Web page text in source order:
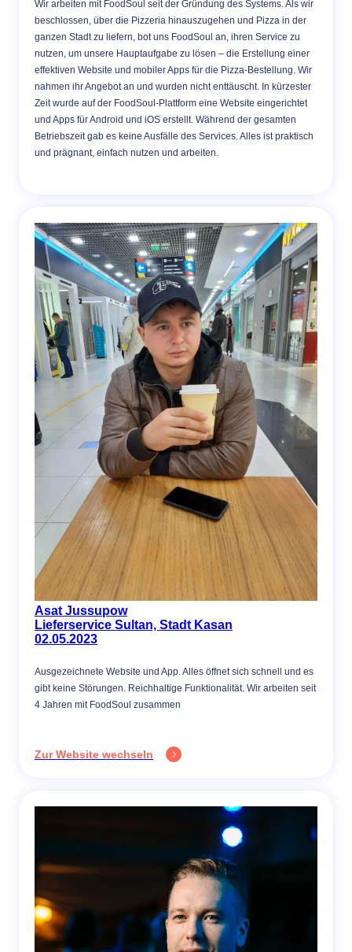
Wir arbeiten mit FoodSoul seit der Gründung des Systems. Als wir
beschlossen, über die Pizzeria hinauszugehen und Pizza in der
ganzen Stadt zu liefern, bot uns FoodSoul an, ihren Service zu
nutzen, um unsere Hauptaufgabe zu lösen – die Erstellung einer
effektiven Website und mobiler Apps für die Pizza-Bestellung. Wir
nahmen ihr Angebot an und wurden nicht enttäuscht. In kürzester
Zeit wurde auf der FoodSoul-Plattform eine Website eingerichtet
und Apps für Android und iOS erstellt. Während der gesamten
Betriebszeit gab es keine Ausfälle des Services. Alles ist praktisch
und prägnant, einfach nutzen und arbeiten.
Asat Jussupow
Lieferservice Sultan, Stadt Kasan
02.05.2023
Ausgezeichnete Website und App. Alles öffnet sich schnell und es
gibt keine Störungen. Reichhaltige Funktionalität. Wir arbeiten seit
4 Jahren mit FoodSoul zusammen
Zur Website wechseln